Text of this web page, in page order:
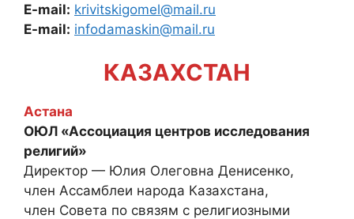
E-mail: krivitskigomel@mail.ru
E-mail: infodamaskin@mail.ru
КАЗАХСТАН
Астана
ОЮЛ «Ассоциация центров исследования
религий»
Директор — Юлия Олеговна Денисенко,
член Ассамблеи народа Казахстана,
член Совета по связям с религиозными